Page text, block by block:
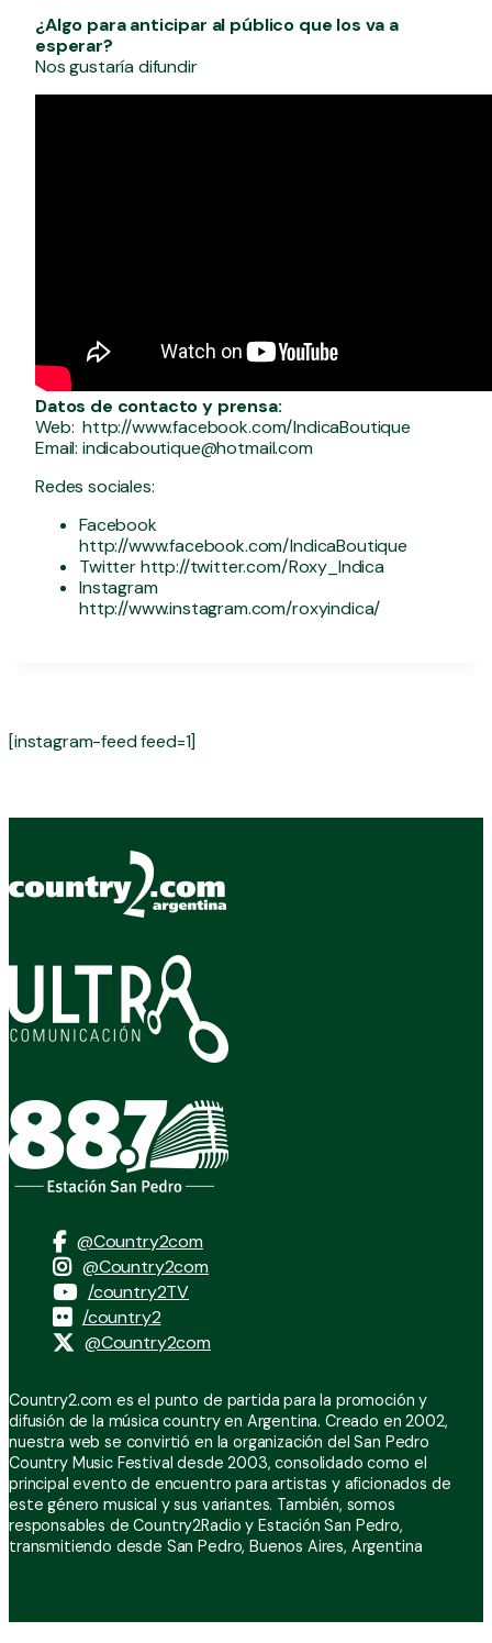
¿Algo para anticipar al público que los va a
esperar?
Nos gustaría difundir
Datos de contacto y prensa:
Web: http://www.facebook.com/IndicaBoutique
Email: indicaboutique@hotmail.com
Redes sociales:
Facebook
http://www.facebook.com/IndicaBoutique
Twitter http://twitter.com/Roxy_Indica
Instagram
http://www.instagram.com/roxyindica/
[instagram-feed feed=1]
@Country2com
@Country2com
/country2TV
/country2
@Country2com
Country2.com es el punto de partida para la promoción y
difusión de la música country en Argentina. Creado en 2002,
nuestra web se convirtió en la organización del San Pedro
Country Music Festival desde 2003, consolidado como el
principal evento de encuentro para artistas y aficionados de
este género musical y sus variantes. También, somos
responsables de Country2Radio y Estación San Pedro,
transmitiendo desde San Pedro, Buenos Aires, Argentina